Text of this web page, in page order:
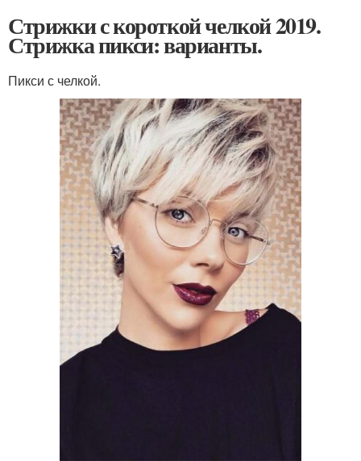
Стрижки с короткой челкой 2019.
Стрижка пикси: варианты.
Пикси с челкой.